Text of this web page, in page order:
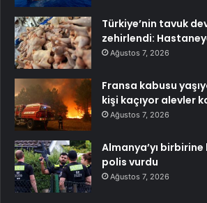
Türkiye’nin tavuk
zehirlendi:
Ağustos 7, 2026
Fransa kabusu
kişi kaçıyor alevler
Ağustos 7, 2026
Almanya’yı birbirine
polis vurdu
Ağustos 7, 2026